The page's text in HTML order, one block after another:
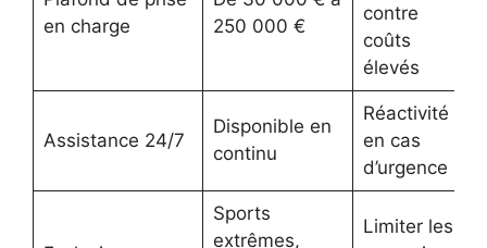
en charge
250 000 €
contre
coûts
élevés
Assistance 24/7
Disponible en
continu
Réactivité
en cas
d’urgence
Sports
extrêmes,
Limiter les